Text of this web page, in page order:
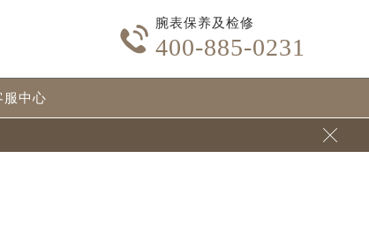

腕表保养及检修
400-885-0231
服中心
